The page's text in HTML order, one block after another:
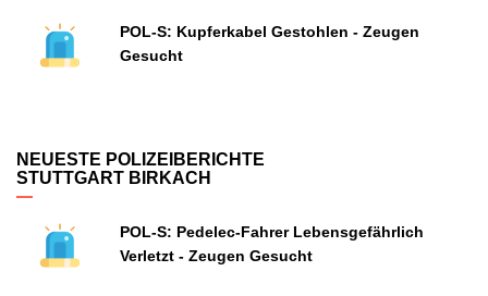
POL-S: Kupferkabel Gestohlen - Zeugen
Gesucht
NEUESTE POLIZEIBERICHTE
STUTTGART BIRKACH
POL-S: Pedelec-Fahrer Lebensgefährlich
Verletzt - Zeugen Gesucht